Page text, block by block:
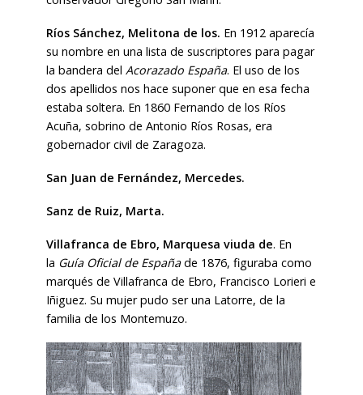
Ríos Sánchez, Melitona de los. En 1912 aparecía
su nombre en una lista de suscriptores para pagar
la bandera del Acorazado España. El uso de los
dos apellidos nos hace suponer que en esa fecha
estaba soltera. En 1860 Fernando de los Ríos
Acuña, sobrino de Antonio Ríos Rosas, era
gobernador civil de Zaragoza.
San Juan de Fernández, Mercedes.
Sanz de Ruiz, Marta.
Villafranca de Ebro, Marquesa viuda de. En
la Guía Oficial de Españade 1876, figuraba como
marqués de Villafranca de Ebro, Francisco Lorieri e
Iñiguez. Su mujer pudo ser una Latorre, de la
familia de los Montemuzo.